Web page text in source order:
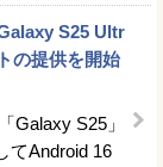
S25 Ultr
の提供を開始
Galaxy S25」
てAndroid 16